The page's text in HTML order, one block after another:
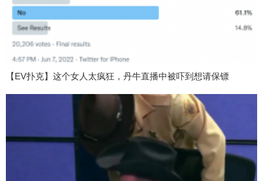
【EV扑克】这个女人太疯狂，丹牛直播中被吓到想请保镖